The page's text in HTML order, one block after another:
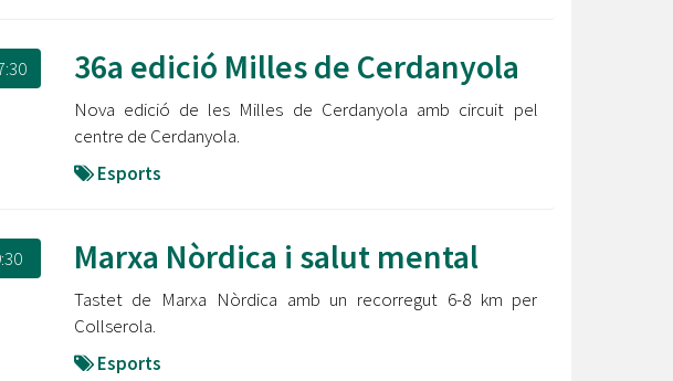
36a edició Milles de Cerdanyola
Nova edició de les Milles de Cerdanyola amb circuit pel
centre de Cerdanyola.
Esports
Marxa Nòrdica i salut mental
Tastet de Marxa Nòrdica amb un recorregut 6-8 km per
Collserola.
Esports